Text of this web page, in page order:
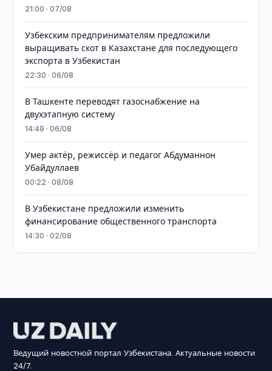
21:00 · 07/08
Узбекским предпринимателям предложили
выращивать скот в Казахстане для последующего
экспорта в Узбекистан
22:30 · 06/08
В Ташкенте переводят газоснабжение на
двухэтапную систему
14:49 · 06/08
Умер актёр, режиссёр и педагог Абдуманнон
Убайдуллаев
00:22 · 08/08
В Узбекистане предложили изменить
финансирование общественного транспорта
14:30 · 02/08
Ведущий новостной портал Узбекистана. Актуальные новости
24/7.